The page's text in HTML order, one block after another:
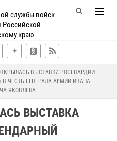
службы войск
Российской
краю
ВЫСТАВКА РОСГВАРДИИ
ЧЕСТЬ ГЕНЕРАЛА АРМИИ ИВАНА
ЯКОВЛЕВА
ВЫСТАВКА